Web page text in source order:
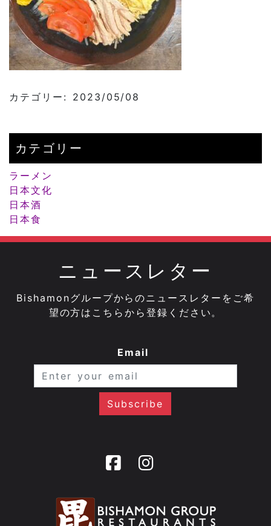
カテゴリー: 2023/05/08
カテゴリー
ラーメン
日本文化
日本酒
日本食
ニュースレター
Bishamonグループからのニュースレターをご希
望の方はこちらから登録ください。
Email